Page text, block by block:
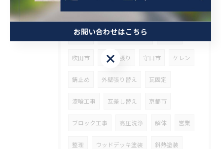
屋根補修 外壁補修 シール工事
クリヤ ベランダ簡易防水
吹田市 タイル張り 守口市 ケレン
錆止め 外壁張り替え 瓦固定
漆喰工事 瓦差し替え 京都市
ブロック工事 高圧洗浄 解体 営業
整理 ウッドデッキ塗装 斜熱塗装
お問い合わせはこちら
お問い合わせはこちら